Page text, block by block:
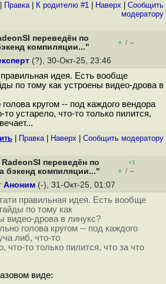
Правка| К родителю #1 Наверх
Cообщить
модератору
переведён по
компиляции..."
+ / –
(?), 30-Окт-25, 23:46
правильная идея. Есть вообще
по тому как устроены видео-дрова в
кругом -- под каждого вендора
то устарело, что-то только пилится,
Правка| Наверх Cообщить модератору
переведён по
бэкенд компиляции..."
+1
+ / –
Аноним (-), 31-Окт-25, 01:07
правильная идея. Есть вообще
по тому как
видео-дрова в линукс?
голова кругом -- под каждого
либ, что-то
что-то только пилится, что за что
виде: